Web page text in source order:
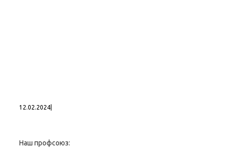
12.02.2024
Наш профсоюз: